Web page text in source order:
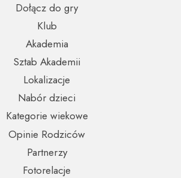
Partnerzy
Opinie Rodziców
Nabór dzieci
Fotorelacje
Kategorie wiekowe
Lokalizacje
Sztab Akademii
Dołącz do gry
Akademia
Klub